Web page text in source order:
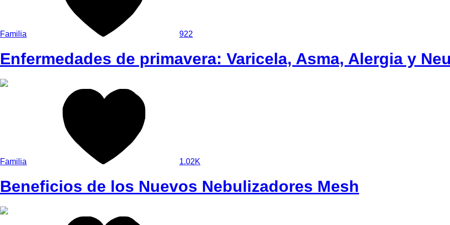
Familia 922
Enfermedades de primavera: Varicela, Asma, Alergia y
Familia 1.02K
Beneficios de los Nuevos Nebulizadores Mesh